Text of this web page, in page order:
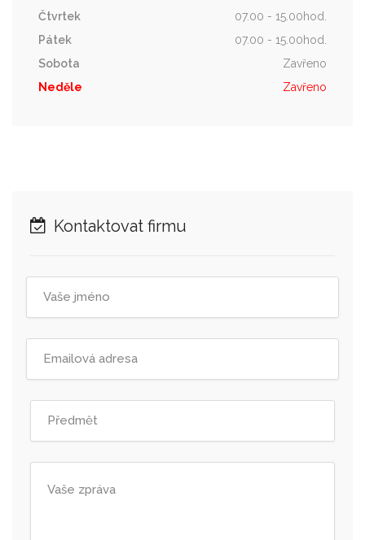
Čtvrtek
07.00 - 15.00hod.
Pátek
07.00 - 15.00hod.
Sobota
Zavřeno
Neděle
Zavřeno
Kontaktovat firmu